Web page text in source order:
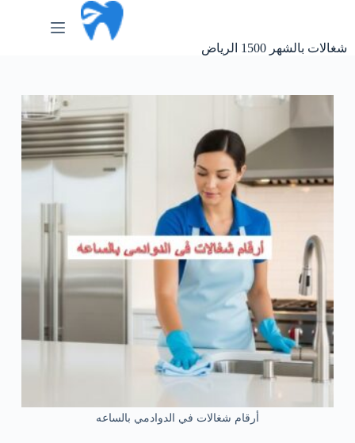
شغالات بالشهر 1500 الرياض
أرقام شغالات في الدوادمي بالساعه